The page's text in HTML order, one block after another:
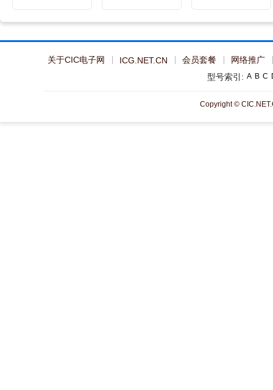
关于CIC电子网 ICG.NET.CN 会员套餐
网络推广
型号索引: A B C
Copyright ©